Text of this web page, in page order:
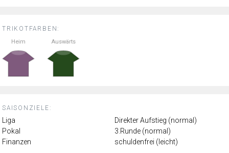
TRIKOTFARBEN:
Heim Auswärts
SAISONZIELE:
Liga
Direkter Aufstieg (normal)
Pokal
3.Runde (normal)
Finanzen
schuldenfrei (leicht)